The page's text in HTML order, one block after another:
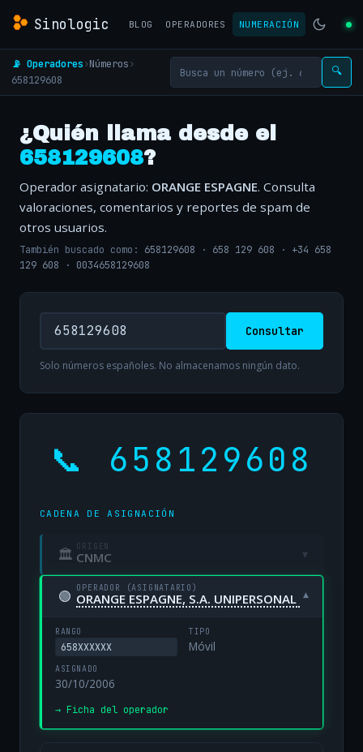
Sinologic BLOG OPERADORES NUMERACIÓN
📡 Operadores›Números›
658129608
🔍
¿Quién llama desde el
658129608?
Operador asignatario: ORANGE ESPAGNE. Consulta
valoraciones, comentarios y reportes de spam de
otros usuarios.
También buscado como: 658129608 · 658 129 608 · +34 658
129 608 · 0034658129608
Consultar
Solo números españoles. No almacenamos ningún dato.
📞 658129608
CADENA DE ASIGNACIÓN
🏛 ORIGEN
CNMC ▾
🟢 OPERADOR (ASIGNATARIO)
ORANGE ESPAGNE, S.A. UNIPERSONAL ▾
RANGO
658XXXXXX
TIPO
Móvil
ASIGNADO
30/10/2006
→ Ficha del operador